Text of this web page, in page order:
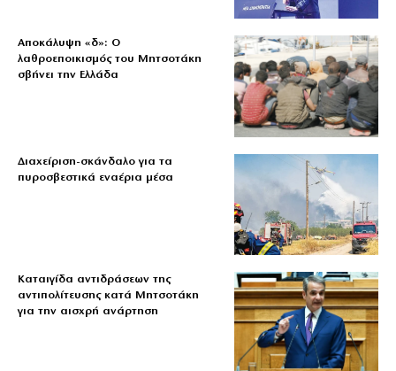
Αποκάλυψη «δ»: Ο
λαθροεποικισμός του Μητσοτάκη
σβήνει την Ελλάδα
Διαχείριση-σκάνδαλο για τα
πυροσβεστικά εναέρια μέσα
Καταιγίδα αντιδράσεων της
αντιπολίτευσης κατά Μητσοτάκη
για την αισχρή ανάρτηση